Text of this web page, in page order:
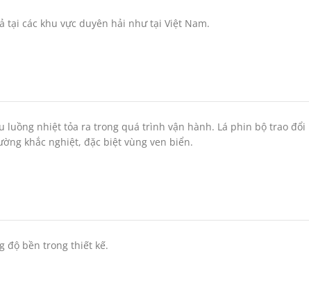
các khu vực duyên hải như tại Việt Nam.
luồng nhiệt tỏa ra trong quá trình vận hành. Lá phin bộ trao đổi
khắc nghiệt, đặc biệt vùng ven biển.
độ bền trong thiết kế.